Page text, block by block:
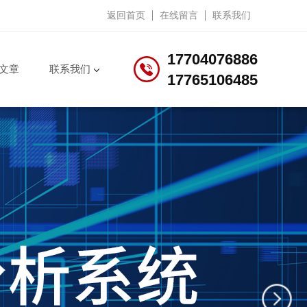
返回首页 在线留言 联系我们
17704076886
17765106485
章 联系我们